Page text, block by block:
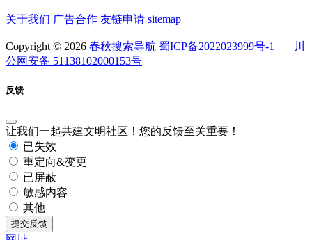
关于我们 广告合作 友链申请 sitemap
Copyright © 2026 春秋搜索导航 蜀ICP备2022023999号-1
川
公网安备 51138102000153号
反馈
让我们一起共建文明社区！您的反馈至关重要！
已失效
重定向&变更
已屏蔽
敏感内容
其他
提交反馈